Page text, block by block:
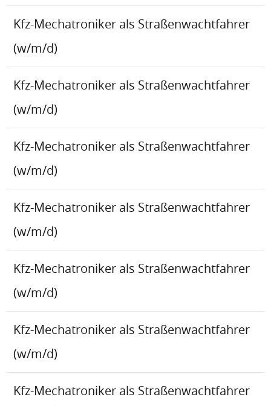
Kfz-Mechatroniker als Straßenwachtfahrer
(w/m/d)
Kfz-Mechatroniker als Straßenwachtfahrer
(w/m/d)
Kfz-Mechatroniker als Straßenwachtfahrer
(w/m/d)
Kfz-Mechatroniker als Straßenwachtfahrer
(w/m/d)
Kfz-Mechatroniker als Straßenwachtfahrer
(w/m/d)
Kfz-Mechatroniker als Straßenwachtfahrer
(w/m/d)
Kfz-Mechatroniker als Straßenwachtfahrer